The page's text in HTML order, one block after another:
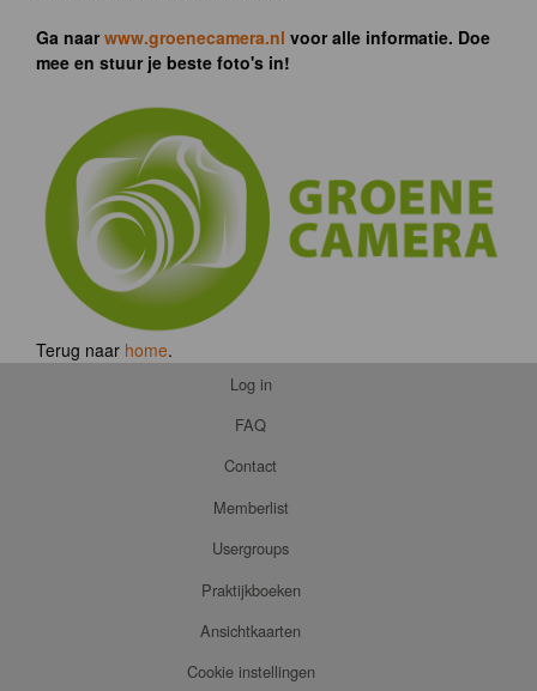
Ga naarwww.groenecamera.nl voor alle informatie. Doe
mee en stuur je beste foto's in!
Terug naar home.
Log in
FAQ
Contact
Memberlist
Usergroups
Praktijkboeken
Ansichtkaarten
Cookie instellingen